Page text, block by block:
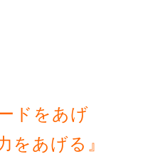
ドをあげ
をあげる』